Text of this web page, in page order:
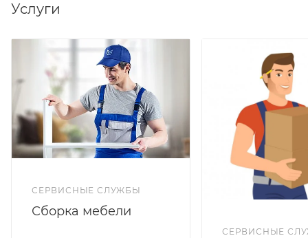
Услуги
СЕРВИСНЫЕ СЛУЖБЫ
Сборка мебели
СЕРВИСНЫЕ